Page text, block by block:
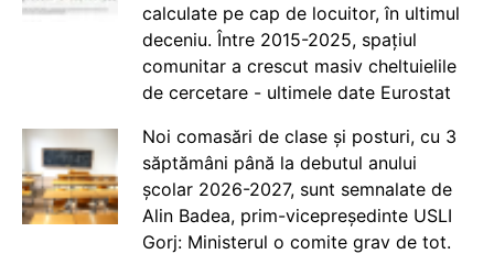
calculate pe cap de locuitor, în ultimul
deceniu. Între 2015-2025, spațiul
comunitar a crescut masiv cheltuielile
de cercetare - ultimele date Eurostat
Noi comasări de clase și posturi, cu 3
săptămâni până la debutul anului
școlar 2026-2027, sunt semnalate de
Alin Badea, prim-vicepreședinte USLI
Gorj: Ministerul o comite grav de tot.